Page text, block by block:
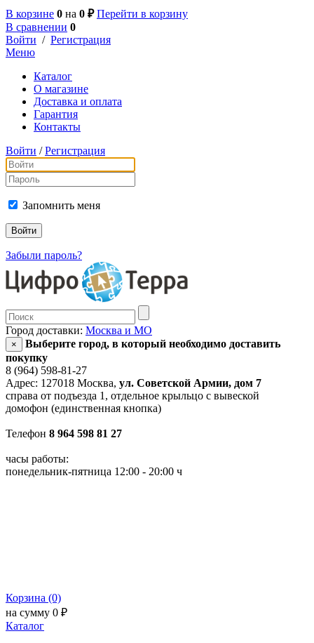
В корзине 0 на 0 ₽ Перейти в корзину
В сравнении 0
Войти / Регистрация
Меню
Каталог
О магазине
Доставка и оплата
Гарантия
Контакты
Войти / Регистрация
Запомнить меня
Забыли пароль?
Город доставки: Москва и МО
×
Выберите город, в который необходимо доставить
покупку
8 (964) 598-81-27
Адрес: 127018 Москва, ул. Советской Армии, дом 7
справа от подъезда 1, отдельное крыльцо с вывеской
домофон (единственная кнопка)
Телефон 8 964 598 81 27
часы работы:
понедельник-пятница 12:00 - 20:00 ч
Корзина (0)
на сумму 0 ₽
Каталог